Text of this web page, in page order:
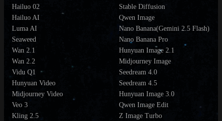
Hailuo 02
Hailuo AI
Luma AI
Seaweed
Wan 2.1
Wan 2.2
Vidu Q1
Hunyuan Video
Midjourney Video
Veo 3
Kling 2.5
Stable Diffusion
Qwen Image
Nano Banana(Gemini 2.5 Flash)
Nano Banana Pro
Hunyuan Image 2.1
Midjourney Image
Seedream 4.0
Seedream 4.5
Hunyuan Image 3.0
Qwen Image Edit
Z Image Turbo